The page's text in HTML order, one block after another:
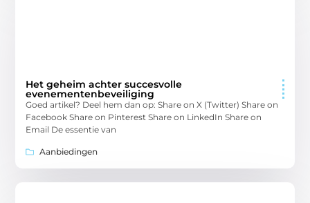
Het geheim achter succesvolle
evenementenbeveiliging
Goed artikel? Deel hem dan op: Share on X (Twitter) Share on
Facebook Share on Pinterest Share on LinkedIn Share on
Email De essentie van
Aanbiedingen